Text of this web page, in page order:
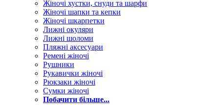
Жіночі хустки, снуди та шарфи
Жіночі шапки та кепки
Жіночі шкарпетки
Лижні окуляри
Лижні шоломи
Пляжні аксесуари
Ремені жіночі
Рушники
Рукавички жіночі
Рюкзаки жіночі
Сумки жіночі
Побачити більше...